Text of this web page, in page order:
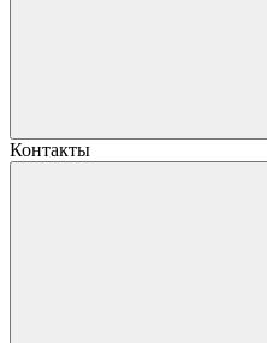
Контакты